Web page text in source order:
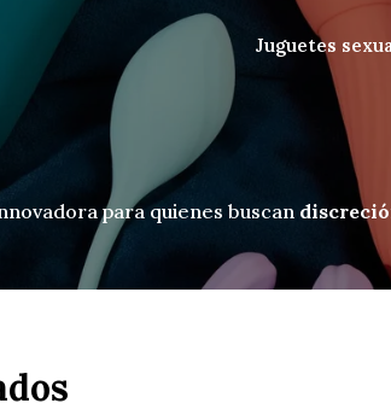
Juguetes
para quienes buscan